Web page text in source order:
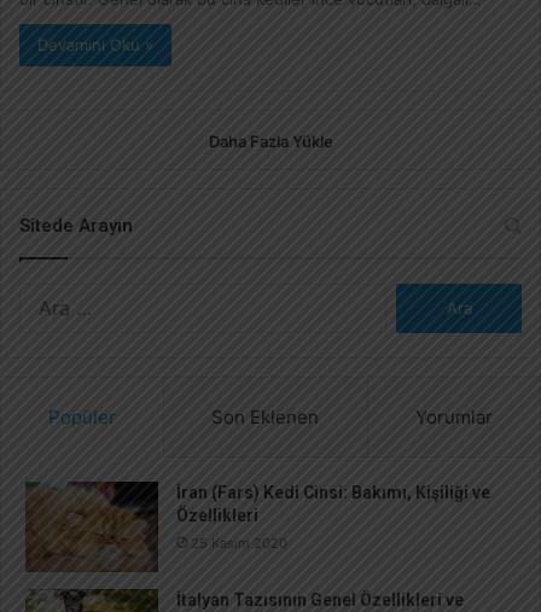
Devamını Oku »
Daha Fazla Yükle
Sitede Arayın
Popüler Son Eklenen Yorumlar
İran (Fars) Kedi Cinsi: Bakımı, Kişiliği ve
Özellikleri
25 Kasım 2020
İtalyan Tazısının Genel Özellikleri ve